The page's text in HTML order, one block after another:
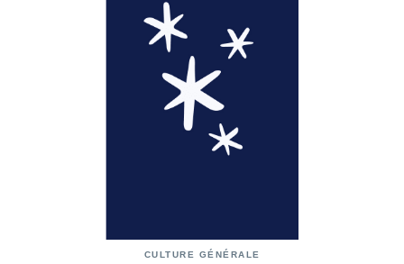
CULTURE GÉNÉRALE